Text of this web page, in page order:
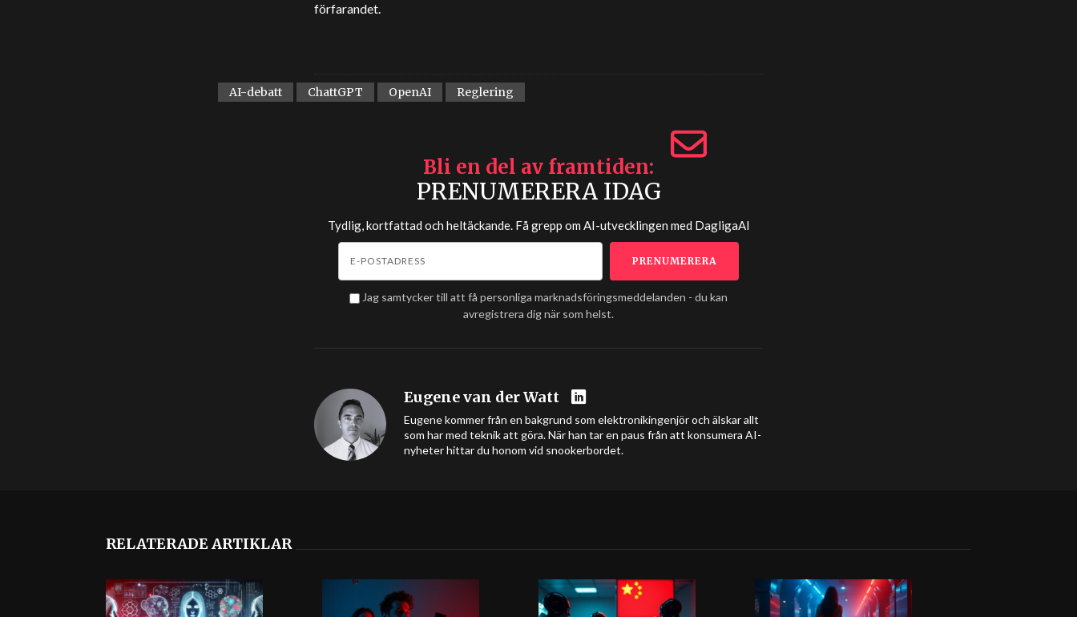
förfarandet.
AI-debatt ChattGPT OpenAI Reglering
Bli en del av framtiden
PRENUMERERA IDAG
Tydlig, kortfattad och heltäckande. Få grepp om AI-utvecklingen med DagligaAI
Jag samtycker till att få personliga marknadsföringsmeddelanden - du kan
avregistrera dig när som helst.
Eugene van der Watt
Eugene kommer från en bakgrund som elektronikingenjör och älskar allt
som har med teknik att göra. När han tar en paus från att konsumera AI-
nyheter hittar du honom vid snookerbordet.
RELATERADE ARTIKLAR